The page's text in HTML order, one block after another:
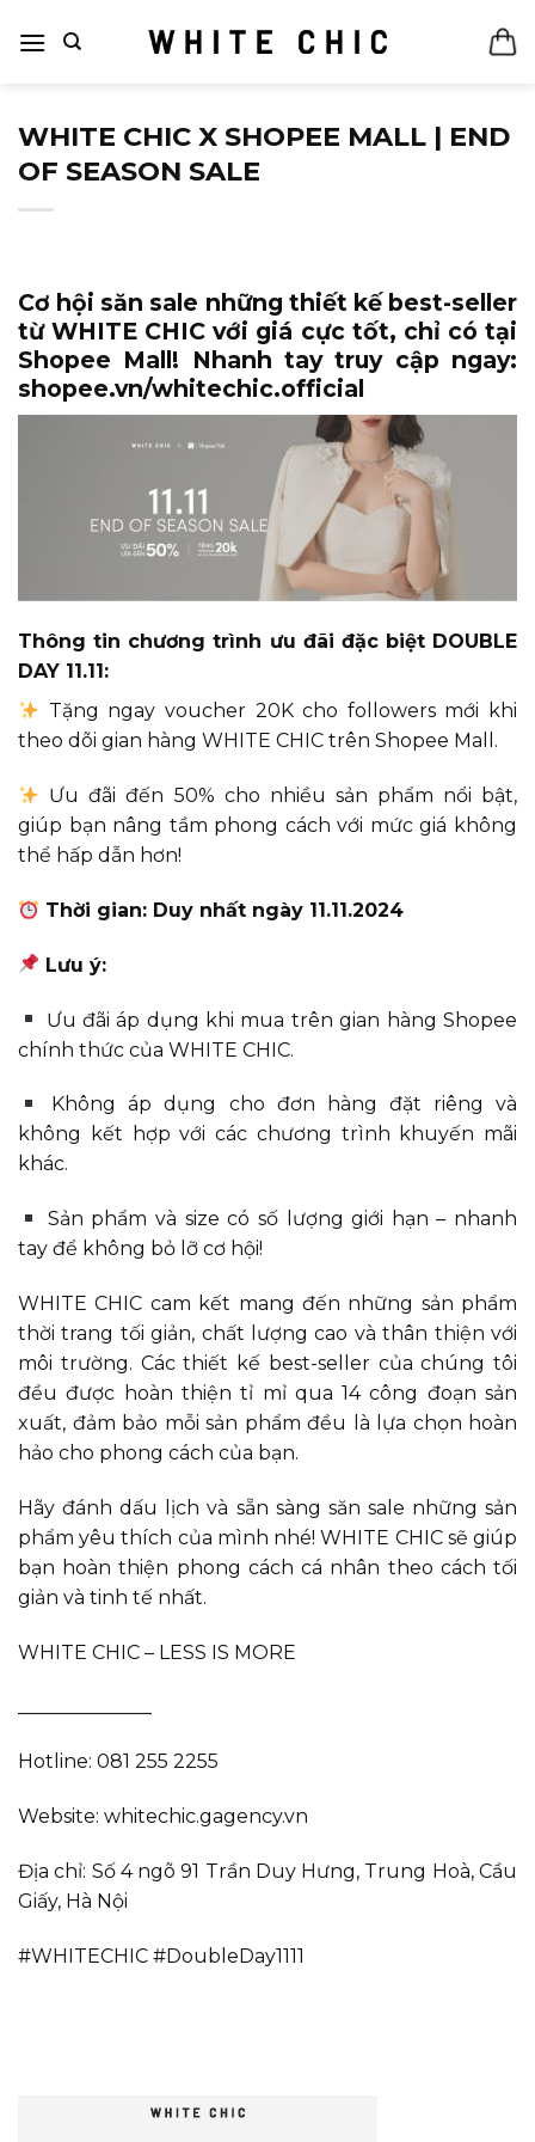
qua
WHITE CHIC X SHOPEE MALL | END
OF SEASON SALE
Cơ hội săn sale những thiết kế best-seller
từ WHITE CHIC với giá cực tốt, chỉ có tại
Shopee Mall! Nhanh tay truy cập ngay:
shopee.vn/whitechic.official
Thông tin chương trình ưu đãi đặc biệt DOUBLE
DAY 11.11:
Tặng ngay voucher 20K cho followers mới khi
theo dõi gian hàng WHITE CHIC trên Shopee Mall.
Ưu đãi đến 50% cho nhiều sản phẩm nổi bật,
giúp bạn nâng tầm phong cách với mức giá không
thể hấp dẫn hơn!
Thời gian: Duy nhất ngày 11.11.2024
Lưu ý:
Ưu đãi áp dụng khi mua trên gian hàng Shopee
chính thức của WHITE CHIC.
Không áp dụng cho đơn hàng đặt riêng và
không kết hợp với các chương trình khuyến mãi
khác.
Sản phẩm và size có số lượng giới hạn – nhanh
tay để không bỏ lỡ cơ hội!
WHITE CHIC cam kết mang đến những sản phẩm
thời trang tối giản, chất lượng cao và thân thiện với
môi trường. Các thiết kế best-seller của chúng tôi
đều được hoàn thiện tỉ mỉ qua 14 công đoạn sản
xuất, đảm bảo mỗi sản phẩm đều là lựa chọn hoàn
hảo cho phong cách của bạn.
Hãy đánh dấu lịch và sẵn sàng săn sale những sản
phẩm yêu thích của mình nhé! WHITE CHIC sẽ giúp
bạn hoàn thiện phong cách cá nhân theo cách tối
giản và tinh tế nhất.
WHITE CHIC – LESS IS MORE
Hotline: 081 255 2255
Website: whitechic.gagency.vn
Địa chỉ: Số 4 ngõ 91 Trần Duy Hưng, Trung Hoà, Cầu
Giấy, Hà Nội
#WHITECHIC #DoubleDay1111